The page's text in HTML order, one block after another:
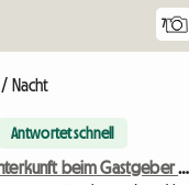
7
Nacht
Antwortet schnell
Unterkunft beim Gastgeber im Herzen des alten Dorfes